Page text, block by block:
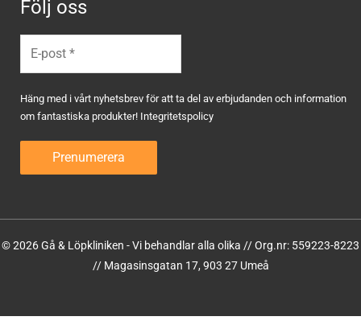
Följ oss
Häng med i vårt nyhetsbrev för att ta del av erbjudanden och information
om fantastiska produkter! Integritetspolicy
© 2026 Gå & Löpkliniken - Vi behandlar alla olika // Org.nr: 559223-8223
// Magasinsgatan 17, 903 27 Umeå